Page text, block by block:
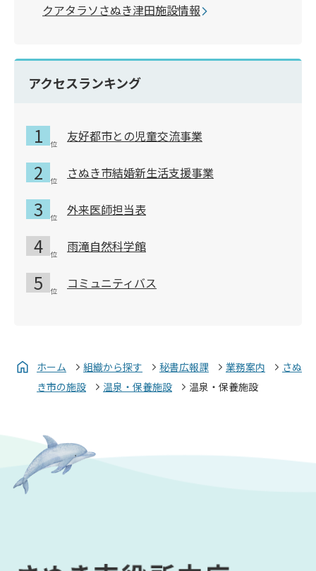
クアタラソさぬき津田施設情報
アクセスランキング
友好都市との児童交流事業
さぬき市結婚新生活支援事業
外来医師担当表
雨滝自然科学館
コミュニティバス
ホーム 組織から探す 秘書広報課 業務案内
さぬ
き市の施設
温泉・保養施設 温泉・保養施設